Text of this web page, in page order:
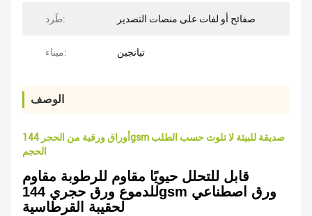
طَرد: صفائح أو لفات على منصات التصدير
ميناء: تيانجين
الوصف
أوراق ورقية من الحجر 144gsm صديقة للبيئة لا تلوث حسب الطلب
الحجم
قابل للتحلل حيويًا مقاوم للرطوبة مقاوم
للدموع ورق حجري 144gsm ورق اصطناعي
لحقيبة القرطاسية